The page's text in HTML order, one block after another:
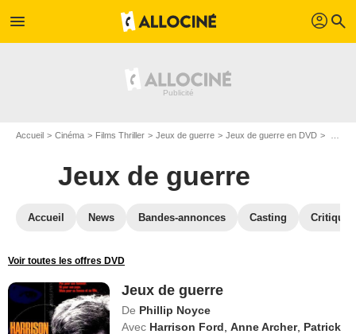
menu profil search
Accueil Cinéma Films Thriller Jeux de guerre Jeux de guerre en DVD
Jeux de guerre
Accueil News Bandes-annonces Casting
Voir toutes les offres DVD
Jeux de guerre
De Phillip Noyce
Avec Harrison Ford ,Anne Archer, Patrick